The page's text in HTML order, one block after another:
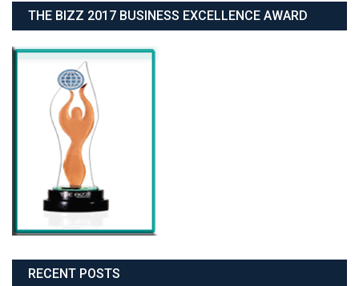
THE BIZZ 2017 BUSINESS EXCELLENCE AWARD
RECENT POSTS